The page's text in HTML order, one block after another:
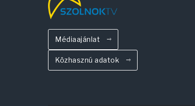
Médiaajánlat
Közhasznú adatok